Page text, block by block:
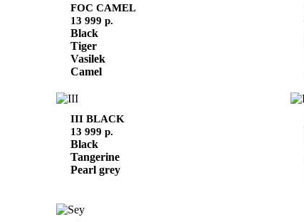
FOC CAMEL
13 999 р.
Black
Tiger
Vasilek
Camel
III BLACK
13 999 р.
Black
Tangerine
Pearl grey